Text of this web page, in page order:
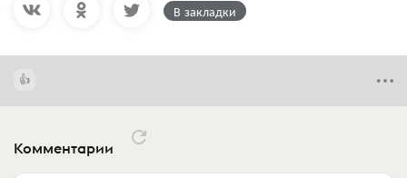
В закладки
Комментарии